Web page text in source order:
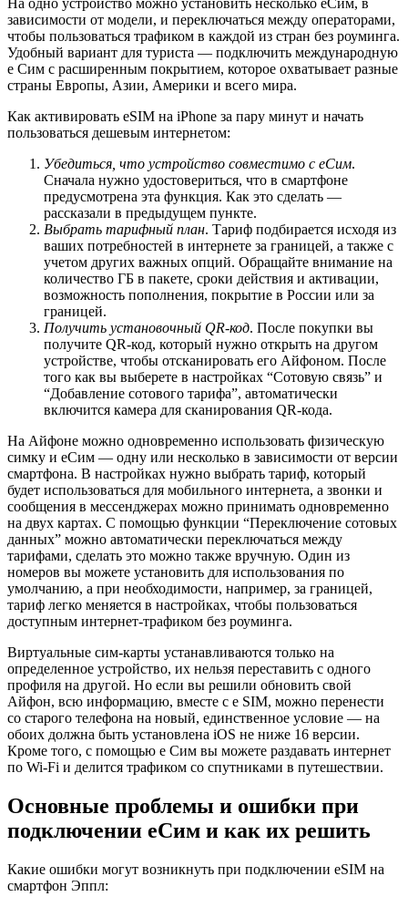
зависимости от модели, и переключаться между операторами,
чтобы пользоваться трафиком в каждой из стран без роуминга.
Удобный вариант для туриста — подключить международную
е Сим с расширенным покрытием, которое охватывает разные
страны Европы, Азии, Америки и всего мира.
Как активировать eSIM на iPhone за пару минут и начать
пользоваться дешевым интернетом:
Убедиться, что устройство совместимо с еСим.
Сначала нужно удостовериться, что в смартфоне
предусмотрена эта функция. Как это сделать —
рассказали в предыдущем пункте.
Выбрать тарифный план. Тариф подбирается исходя из
ваших потребностей в интернете за границей, а также с
учетом других важных опций. Обращайте внимание на
количество ГБ в пакете, сроки действия и активации,
возможность пополнения, покрытие в России или за
границей.
Получить установочный QR-код. После покупки вы
получите QR-код, который нужно открыть на другом
устройстве, чтобы отсканировать его Айфоном. После
того как вы выберете в настройках “Сотовую связь” и
“Добавление сотового тарифа”, автоматически
включится камера для сканирования QR-кода.
На Айфоне можно одновременно использовать физическую
симку и еСим — одну или несколько в зависимости от версии
смартфона. В настройках нужно выбрать тариф, который
будет использоваться для мобильного интернета, а звонки и
сообщения в мессенджерах можно принимать одновременно
на двух картах. С помощью функции “Переключение сотовых
данных” можно автоматически переключаться между
тарифами, сделать это можно также вручную. Один из
номеров вы можете установить для использования по
умолчанию, а при необходимости, например, за границей,
тариф легко меняется в настройках, чтобы пользоваться
доступным интернет-трафиком без роуминга.
Виртуальные сим-карты устанавливаются только на
определенное устройство, их нельзя переставить с одного
профиля на другой. Но если вы решили обновить свой
Айфон, всю информацию, вместе с e SIM, можно перенести
со старого телефона на новый, единственное условие — на
обоих должна быть установлена iOS не ниже 16 версии.
Кроме того, с помощью е Сим вы можете раздавать интернет
по Wi-Fi и делится трафиком со спутниками в путешествии.
Основные проблемы и ошибки при
подключении еСим и как их решить
Какие ошибки могут возникнуть при подключении eSIM на
смартфон Эппл: